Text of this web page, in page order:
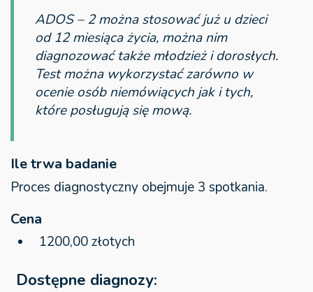
ADOS – 2 można stosować już u dzieci
od 12 miesiąca życia, można nim
diagnozować także młodzież i dorosłych.
Test można wykorzystać zarówno w
ocenie osób niemówiących jak i tych,
które posługują się mową.
Ile trwa badanie
Proces diagnostyczny obejmuje 3 spotkania.
Cena
1200,00 złotych
Dostępne diagnozy: